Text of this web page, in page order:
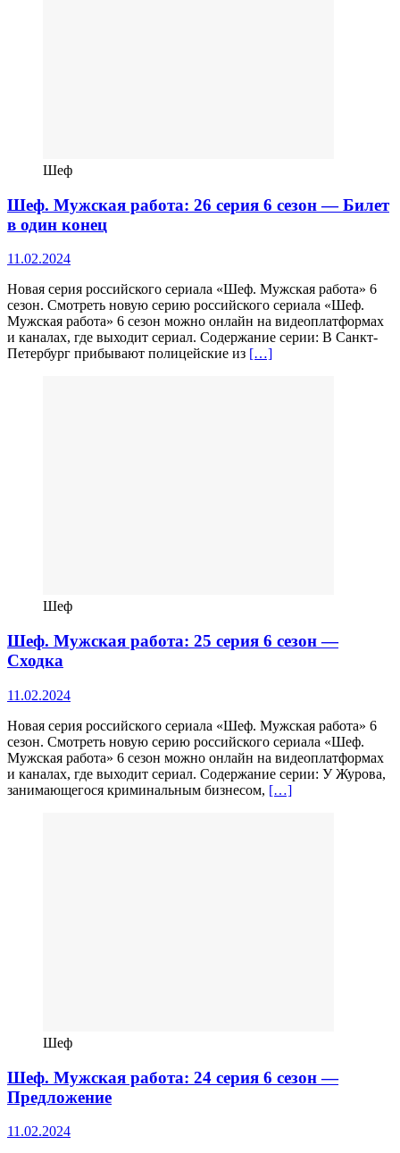
Шеф
Шеф. Мужская работа: 26 серия 6 сезон — Билет
в один конец
11.02.2024
Новая серия российского сериала «Шеф. Мужская работа» 6
сезон. Смотреть новую серию российского сериала «Шеф.
Мужская работа» 6 сезон можно онлайн на видеоплатформах
и каналах, где выходит сериал. Содержание серии: В Санкт-
Петербург прибывают полицейские из […]
Шеф
Шеф. Мужская работа: 25 серия 6 сезон —
Сходка
11.02.2024
Новая серия российского сериала «Шеф. Мужская работа» 6
сезон. Смотреть новую серию российского сериала «Шеф.
Мужская работа» 6 сезон можно онлайн на видеоплатформах
и каналах, где выходит сериал. Содержание серии: У Журова,
занимающегося криминальным бизнесом, […]
Шеф
Шеф. Мужская работа: 24 серия 6 сезон —
Предложение
11.02.2024